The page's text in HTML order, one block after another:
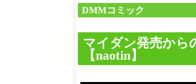
DMMコミック
マイダン発売から
【naotin】